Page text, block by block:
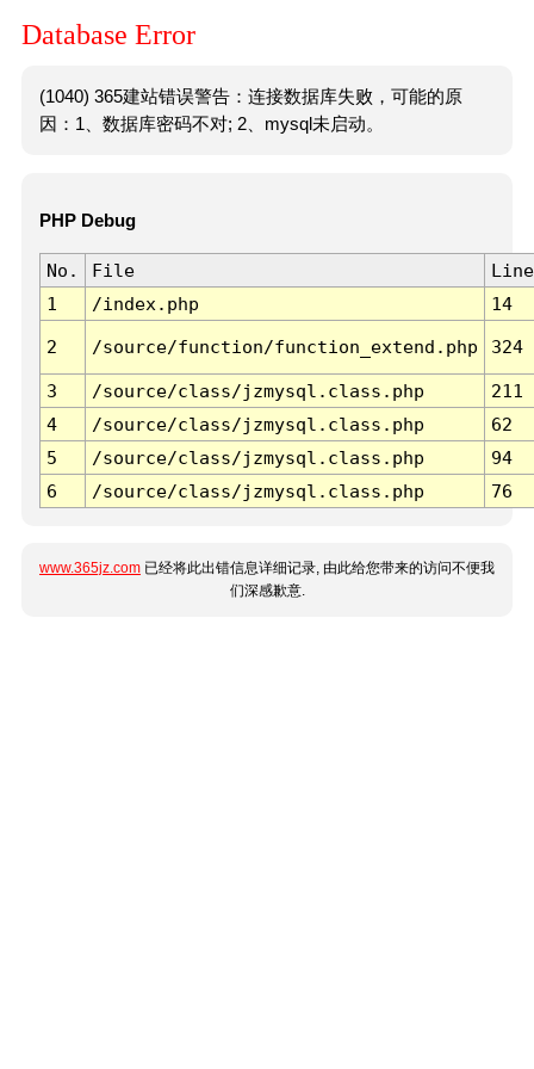
Database Error
(1040) 365建站错误警告：连接数据库失败，可能的原
因：1、数据库密码不对; 2、mysql未启动。
PHP Debug
No. File
Line
1
/index.php 14
2 /source/function/function_extend.php 324
3 /source/class/jzmysql.class.php
211
4
/source/class/jzmysql.class.php
62
5
/source/class/jzmysql.class.php
94
6
/source/class/jzmysql.class.php 76
www.365jz.com 已经将此出错信息详细记录, 由此给您带来的访问不便我
们深感歉意.